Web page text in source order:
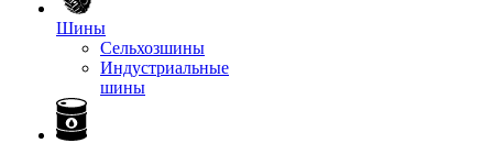
Шины
Сельхозшины
Индустриальные
шины